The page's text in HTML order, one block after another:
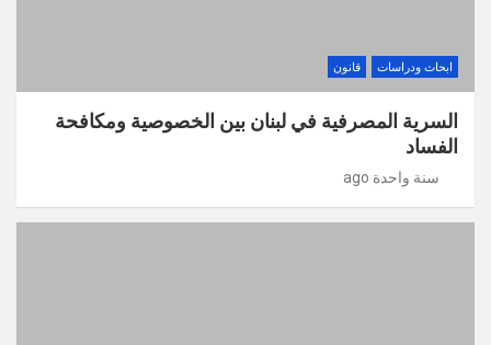
ابحاث ودراسات قانون
السرية المصرفية في لبنان بين الخصوصية ومكافحة
الفساد
سنة واحدة ago